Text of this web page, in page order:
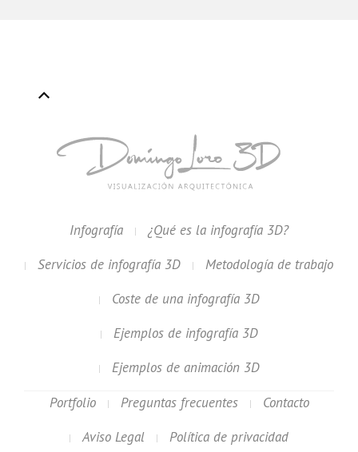
Infografía
¿Qué es la infografía 3D?
Servicios de infografía 3D
Metodología de trabajo
Coste de una infografía 3D
Ejemplos de infografía 3D
Ejemplos de animación 3D
Portfolio
Preguntas frecuentes
Contacto
Aviso Legal
Política de privacidad